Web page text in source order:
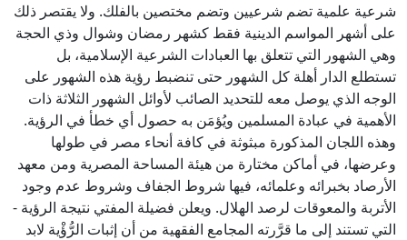
شرعية علمية تضم شرعيين وتضم مختصين بالفلك. ولا يقتصر ذلك
على أشهر المواسم الدينية فقط كشهر رمضان وشوال وذي الحجة
وهي الشهور التي تتعلق بها العبادات الشرعية الإسلامية، بل
تستطلع الدار أهلة كل الشهور حتى تنضبط رؤية هذه الشهور على
الوجه الذي يوصل معه للتحديد الصائب لأوائل الشهور الثلاثة ذات
الأهمية في عبادة المسلمين ويُؤمَن به حصول أي خطأ في الرؤية.
وهذه اللجان المذكورة مبثوثة في كافة أنحاء مصر في طولها
وعرضها، في أماكن مختارة من هيئة المساحة المصرية ومن معهد
الأرصاد بخبرائه وعلمائه، فيها شروط الجفاف وشروط عدم وجود
الأتربة والمعوقات لرصد الهلال. ويعلن فضيلة المفتي نتيجة الرؤية -
التي تستند إلى ما قرَّرته المجامع الفقهية من أن إثبات الرُّؤْية لابد